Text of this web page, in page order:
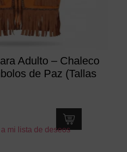
en
la
página
Adulto – Chaleco
de Paz (Tallas
producto
mi lista de deseos